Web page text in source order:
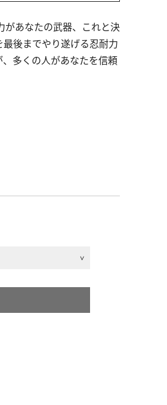
があなたの武器、これと決
後までやり遂げる忍耐力
多くの人があなたを信頼